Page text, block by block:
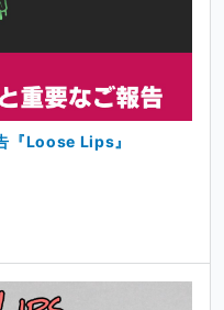
『Loose Lips』